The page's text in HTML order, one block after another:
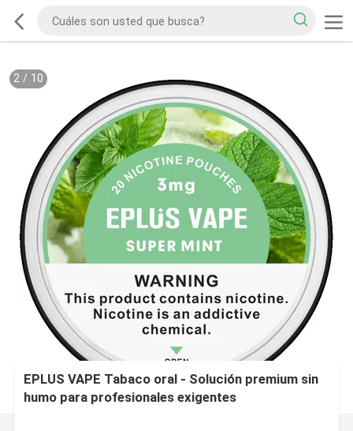
2/ 10
EPLUS VAPE Tabaco oral - Solución premium sin
humo para profesionales exigentes